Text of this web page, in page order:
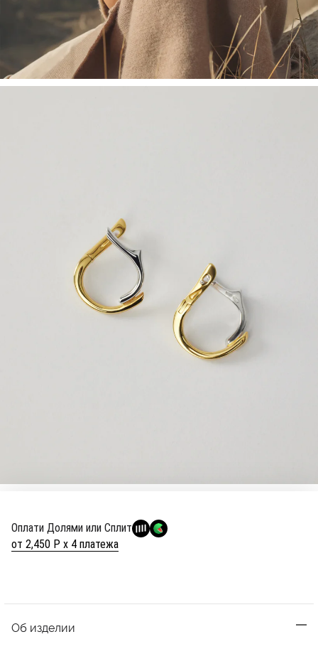
Оплати Долями или Сплит
от 2,450 Р х 4 платежа
Об изделии